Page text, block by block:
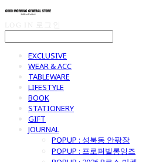
EXCLUSIVE
WEAR & ACC
TABLEWARE
LIFESTYLE
BOOK
STATIONERY
GIFT
JOURNAL
POPUP : 성북동 안팎장
POPUP : 프로퍼빌롱잉즈